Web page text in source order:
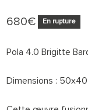
Prix de vente
680€ En rupture
Pola 4.0 Brigitte
Dimensions :